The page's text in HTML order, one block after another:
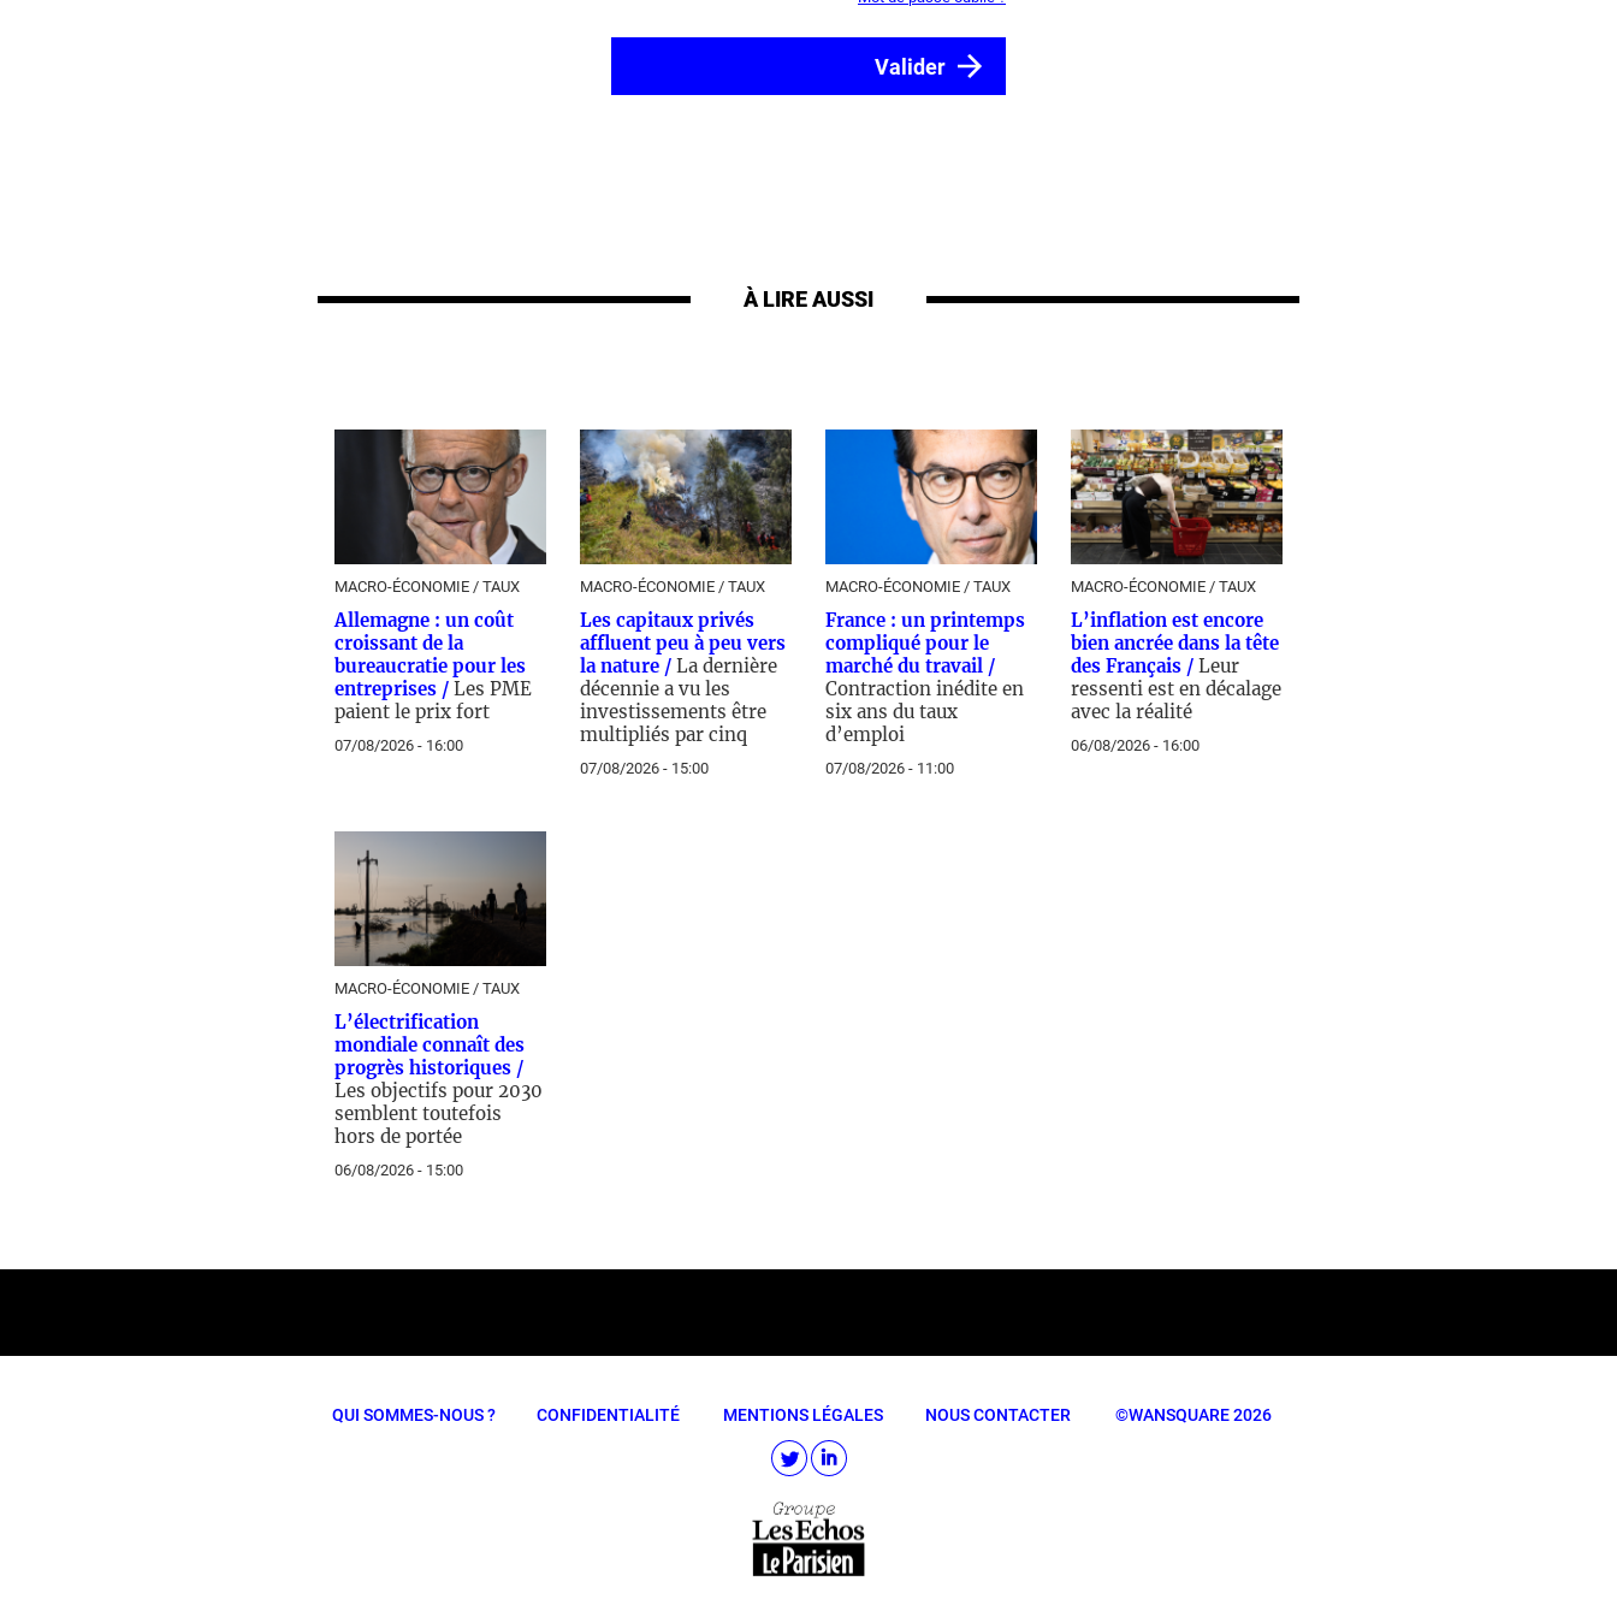
À LIRE AUSSI
MACRO-ÉCONOMIE / TAUX
Allemagne : un coût
croissant de la
bureaucratie pour les
entreprises / Les PME
paient le prix fort
07/08/2026 - 16:00
MACRO-ÉCONOMIE / TAUX
Les capitaux privés
affluent peu à peu vers
la nature / La dernière
décennie a vu les
investissements être
multipliés par cinq
07/08/2026 - 15:00
MACRO-ÉCONOMIE / TAUX
France : un printemps
compliqué pour le
marché du travail /
Contraction inédite en
six ans du taux
d’emploi
07/08/2026 - 11:00
MACRO-ÉCONOMIE / TAUX
L’inflation est encore
bien ancrée dans la tête
des Français / Leur
ressenti est en décalage
avec la réalité
06/08/2026 - 16:00
MACRO-ÉCONOMIE / TAUX
L’électrification
mondiale connaît des
progrès historiques /
Les objectifs pour 2030
semblent toutefois
hors de portée
06/08/2026 - 15:00
QUI SOMMES-NOUS ? CONFIDENTIALITÉ MENTIONS LÉGALES NOUS CONTACTER ©WANSQUARE 2026